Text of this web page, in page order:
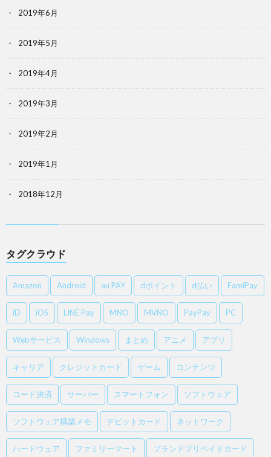
2019年6月
2019年5月
2019年4月
2019年3月
2019年2月
2019年1月
2018年12月
タグクラウド
Amazon Android au PAY dポイント d払い FamiPay
iD iOS LINE Pay MNO MVNO PayPay PC
Webサービス Windows まとめ アニメ アプリ
キャリア クレジットカード ゲーム コンテンツ
コード決済 サーバー スマートフォン ソフトウェア
ソフトウェア構築メモ デビットカード ネットワーク
ハードウェア ファミリーマート ブランドプリペイドカード